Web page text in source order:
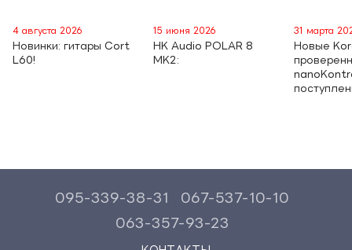
4 августа 2026
Новинки: гитары Cort
L60!
15 июня 2026
HK Audio POLAR 8
MK2:
31 марта
Новые
095-339-38-31
067-537-10-10
063-357-93-23